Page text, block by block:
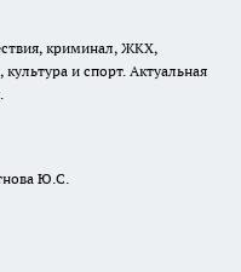
криминал, ЖКХ,
и спорт. Актуальная
Ю.С.